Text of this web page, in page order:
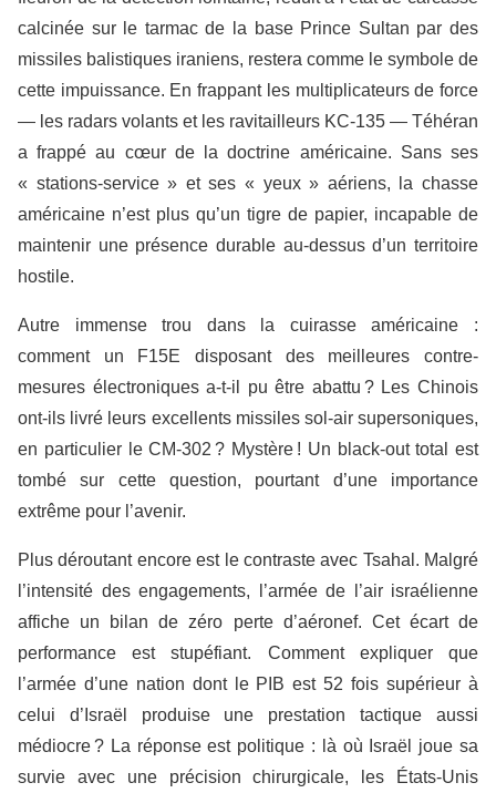
calcinée sur le tarmac de la base Prince Sultan par des
missiles balistiques iraniens, restera comme le symbole de
cette impuissance. En frappant les multiplicateurs de force
— les radars volants et les ravitailleurs KC-135 — Téhéran
a frappé au cœur de la doctrine américaine. Sans ses
« stations-service » et ses « yeux » aériens, la chasse
américaine n’est plus qu’un tigre de papier, incapable de
maintenir une présence durable au-dessus d’un territoire
hostile.
Autre immense trou dans la cuirasse américaine :
comment un F15E disposant des meilleures contre-
mesures électroniques a-t-il pu être abattu ? Les Chinois
ont-ils livré leurs excellents missiles sol-air supersoniques,
en particulier le CM-302 ? Mystère ! Un black-out total est
tombé sur cette question, pourtant d’une importance
extrême pour l’avenir.
Plus déroutant encore est le contraste avec Tsahal. Malgré
l’intensité des engagements, l’armée de l’air israélienne
affiche un bilan de zéro perte d’aéronef. Cet écart de
performance est stupéfiant. Comment expliquer que
l’armée d’une nation dont le PIB est 52 fois supérieur à
celui d’Israël produise une prestation tactique aussi
médiocre ? La réponse est politique : là où Israël joue sa
survie avec une précision chirurgicale, les États-Unis